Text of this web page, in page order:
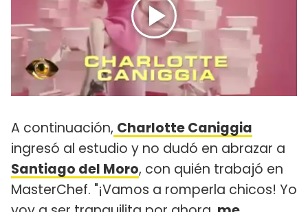
A continuación, Charlotte Caniggia
ingresó al estudio y no dudó en abrazar a
Santiago del Moro, con quién trabajó en
MasterChef. "¡Vamos a romperla chicos! Yo